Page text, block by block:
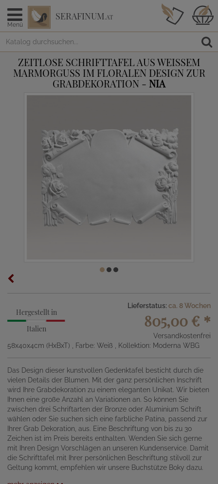
Menü
SERAFINUM.AT
ZEITLOSE SCHRIFTTAFEL AUS WEISSEM M
ARMORGUSS IM FLORALEN DESIGN ZUR G
RABDEKORATION - NIA
Hergestellt in
Italien
Lieferstatus: ca. 8 Wochen
805,00 € *
Versandkostenfrei
58x40x4cm (HxBxT)
, Farbe: Weiß , Kollektion: Moderna WBG
Das Design dieser kunstvollen Gedenktafel besticht durch die
vielen Details der Blumen. Mit der ganz persönlichen Inschrift
wird Ihre Grabdekoration zu einem eleganten Unikat. Wir bieten
Ihnen eine große Anzahl an Variationen an. So können Sie
zwischen drei Schriftarten der Bronze oder Aluminium Schrift
wählen oder Sie suchen sich eine farbliche Patina, passend zur
Ihrer Grab Dekoration, aus. Eine Beschriftung von bis zu 30
Zeichen ist im Preis bereits enthalten. Wenden Sie sich gerne
mit Ihren Design Vorschlägen an unseren Kundenservice. Damit
die Schrifttafel mit Ihrer persönlichen Beschriftung stilvoll zur
Geltung kommt, empfehlen wir unsere Buchstütze Boky dazu.